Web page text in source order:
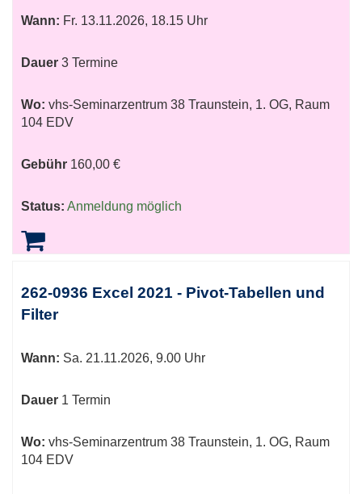
Wann: Fr. 13.11.2026, 18.15 Uhr
Dauer 3 Termine
Wo: vhs-Seminarzentrum 38 Traunstein, 1. OG, Raum
104 EDV
Gebühr 160,00 €
Status: Anmeldung möglich
262-0936 Excel 2021 - Pivot-Tabellen und
Filter
Wann: Sa. 21.11.2026, 9.00 Uhr
Dauer 1 Termin
Wo: vhs-Seminarzentrum 38 Traunstein, 1. OG, Raum
104 EDV